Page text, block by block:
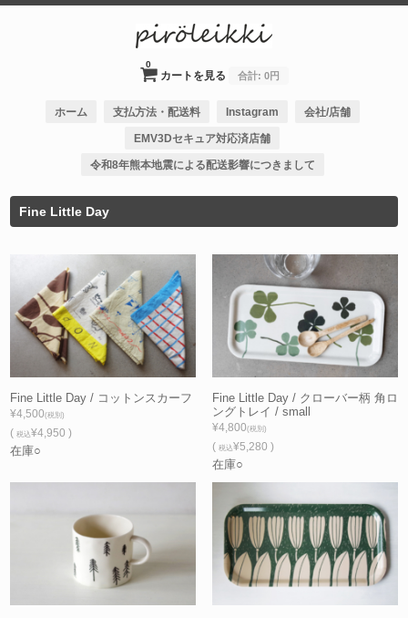
カートを見る
0
合計: 0円
ホーム 支払方法・配送料 Instagram 会社/店舗
EMV3Dセキュア対応済店舗
令和8年熊本地震による配送影響につきまして
Fine Little Day
Fine Little Day / コットンスカーフ
¥4,500(税別)
(税込¥4,950 )
在庫○
Fine Little Day / クローバー柄 角ロ
ングトレイ / small
¥4,800(税別)
( 税込¥5,280 )
在庫○